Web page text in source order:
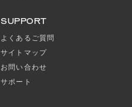
SUPPORT
よくあるご質問
サイトマップ
お問い合わせ
サポート